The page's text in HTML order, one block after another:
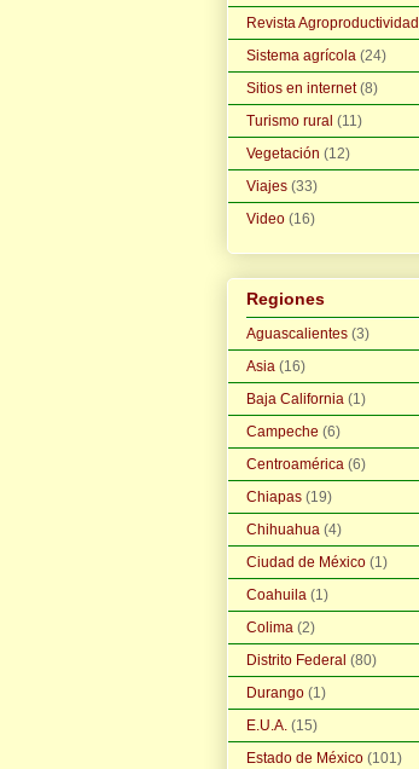
Revista Agroproductividad
Sistema agrícola (24)
Sitios en internet (8)
Turismo rural (11)
Vegetación (12)
Viajes (33)
Video (16)
Regiones
Aguascalientes (3)
Asia (16)
Baja California (1)
Campeche (6)
Centroamérica (6)
Chiapas (19)
Chihuahua (4)
Ciudad de México (1)
Coahuila (1)
Colima (2)
Distrito Federal (80)
Durango (1)
E.U.A. (15)
Estado de México (101)